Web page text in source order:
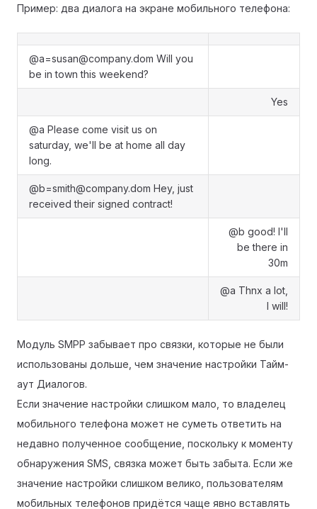
Пример: два диалога на экране мобильного телефона:
@a=susan@company.dom Will you
be in town this weekend?
Yes
@a Please come visit us on
saturday, we'll be at home all day
long.
@b=smith@company.dom Hey, just
received their signed contract!
@b good! I'll
be there in
30m
@a Thnx a lot,
I will!
Модуль SMPP забывает про связки, которые не были
использованы дольше, чем значение настройки Тайм-
аут Диалогов.
Если значение настройки слишком мало, то владелец
мобильного телефона может не суметь ответить на
недавно полученное сообщение, поскольку к моменту
обнаружения SMS, связка может быть забыта. Если же
значение настройки слишком велико, пользователям
мобильных телефонов придётся чаще явно вставлять